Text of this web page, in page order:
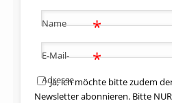
Name *
E-Mail-
Adresse
*
Ja, ich möchte bitte zudem
Newsletter abonnieren. Bitte